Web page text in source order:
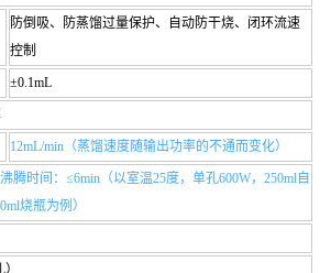
防倒吸、防蒸馏过量保护、自动防干烧、闭环流速
控制
±0.1mL
12mL/min（蒸馏速度随输出功率的不通而变化）
腾时间：≤6min（以室温25度，单孔600W，250ml自
烧瓶为例）